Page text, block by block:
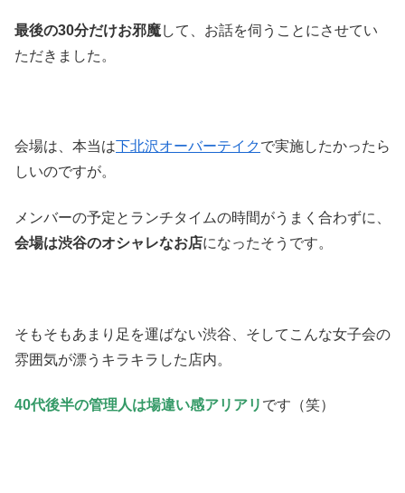
最後の30分だけお邪魔して、お話を伺うことにさせてい
ただきました。
会場は、本当は下北沢オーバーテイクで実施したかったら
しいのですが。
メンバーの予定とランチタイムの時間がうまく合わずに、
会場は渋谷のオシャレなお店になったそうです。
そもそもあまり足を運ばない渋谷、そしてこんな女子会の
雰囲気が漂うキラキラした店内。
40代後半の管理人は場違い感アリアリ です（笑）